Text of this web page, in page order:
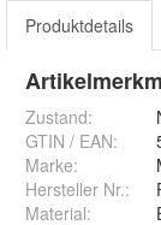
Produktdetails
Zustand:
GTIN / EAN:
Marke:
Hersteller Nr.:
Material: